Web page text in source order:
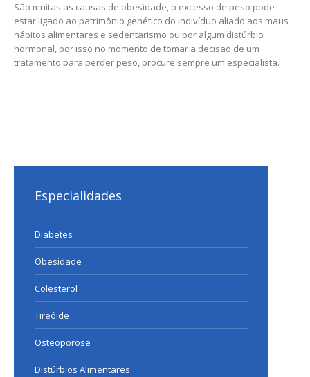
São muitas as causas de obesidade, o excesso de peso pode
estar ligado ao patrimônio genético do indivíduo aliado aos maus
hábitos alimentares e sedentarismo ou por algum distúrbio
hormonal, por isso no momento de tomar a decisão de um
tratamento para perder peso, procure sempre um especialista.
Especialidades
Diabetes
Obesidade
Colesterol
Tireóide
Osteoporose
Distúrbios Alimentares